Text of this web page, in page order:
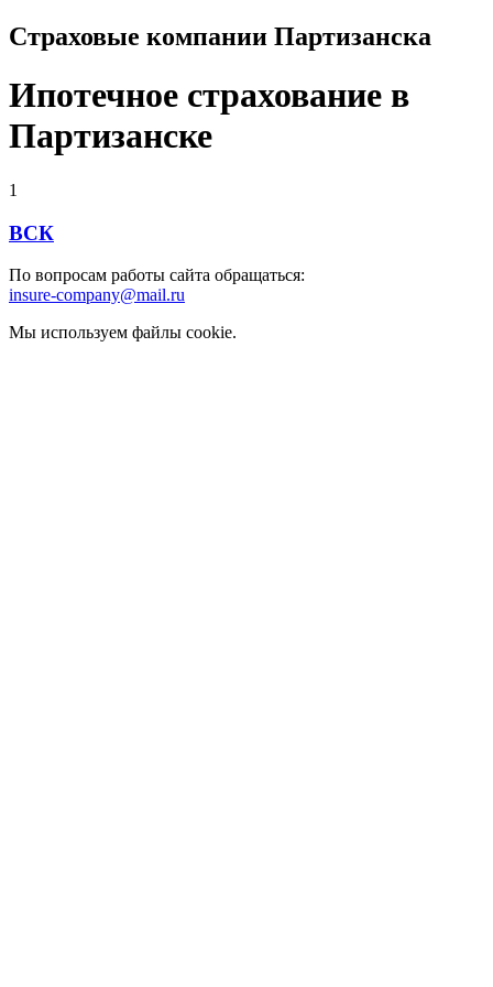
Страховые компании Партизанска
Ипотечное страхование в
Партизанске
1
ВСК
По вопросам работы сайта обращаться:
insure-company@mail.ru
Мы используем файлы cookie.